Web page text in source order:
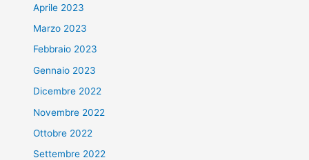
Aprile 2023
Marzo 2023
Febbraio 2023
Gennaio 2023
Dicembre 2022
Novembre 2022
Ottobre 2022
Settembre 2022